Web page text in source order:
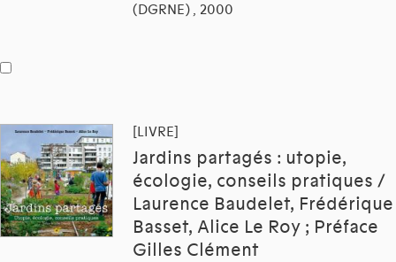
(DGRNE) , 2000
[LIVRE]
Jardins partagés : utopie,
écologie, conseils pratiques /
Laurence Baudelet, Frédérique
Basset, Alice Le Roy ; Préface
Gilles Clément